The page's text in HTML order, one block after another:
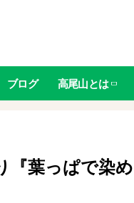
ブログ 高尾山とは
葉っぱで染め